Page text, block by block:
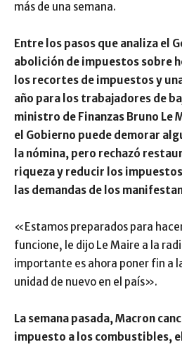
más de una semana.
Entre los pasos que analiza el
abolición de impuestos sobre
los recortes de impuestos y
año para los trabajadores de
ministro de Finanzas Bruno Le
el Gobierno puede demorar
la nómina, pero rechazó
riqueza y reducir los
las demandas de los
«Estamos preparados para
funcione, le dijo Le Maire a la
importante es ahora poner fin a
unidad de nuevo en el país».
La semana pasada, Macron
impuesto a los combustibles,